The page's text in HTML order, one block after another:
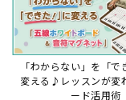
8月6日障害発